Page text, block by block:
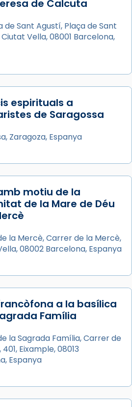
juliol, ha tingut lloc la
gràcies en agraïment al
de la visita apostòlica
a Barcelona, i als
el cardenal Joan
la missa i l’ha
auxiliar de Barcelona,
de Barcelona
Juliana i
i màrtirs.
de sant Cugat, a
sorgeix la tradició
(“relatiu a Júlia”) i
a Semprònia =
seves. I l’any 1667, el
Roig, afirma en una obra
filles de l’antiga Iluro.
les relíq
de Calcuta
de Sant Agustí, Plaça de Sant
Vella, 08001 Barcelona,
espirituals a
de Saragossa
Zaragoza, Espanya
motiu de la
de la Mare de Déu
la Mercè, Carrer de la Mercè,
08002 Barcelona, Espanya
a la basílica
Família
la Sagrada Família, Carrer de
Eixample, 08013
Espanya